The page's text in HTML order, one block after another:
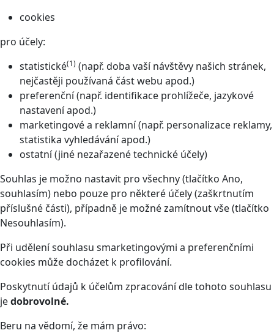
cookies
pro účely:
statistické(1) (např. doba vaší návštěvy našich stránek,
nejčastěji používaná část webu apod.)
preferenční (např. identifikace prohlížeče, jazykové
nastavení apod.)
marketingové a reklamní (např. personalizace reklamy,
statistika vyhledávání apod.)
ostatní (jiné nezařazené technické účely)
Souhlas je možno nastavit pro všechny (tlačítko Ano,
souhlasím) nebo pouze pro některé účely (zaškrtnutím
příslušné části), případně je možné zamítnout vše (tlačítko
Nesouhlasím).
Při udělení souhlasu smarketingovými a preferenčními
cookies může docházet k profilování.
Poskytnutí údajů k účelům zpracování dle tohoto souhlasu
jedobrovolné.
Beru na vědomí, že mám právo: